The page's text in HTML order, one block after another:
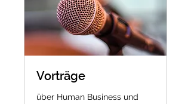
Vorträge
über Human Business und